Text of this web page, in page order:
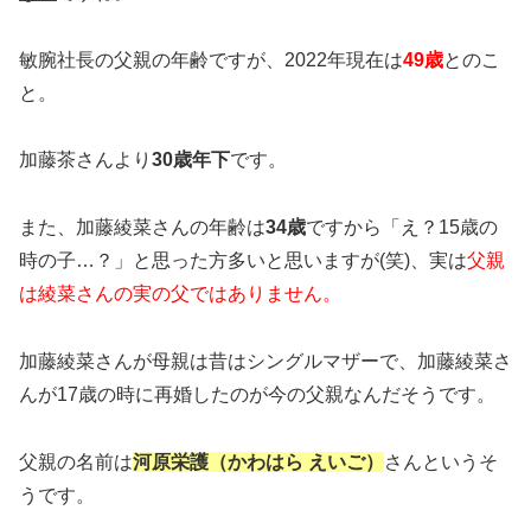
敏腕社長の父親の年齢ですが、2022年現在は49歳とのこ
と。
加藤茶さんより 30歳年下です。
また、加藤綾菜さんの年齢は34歳ですから「え？15歳の
時の子…？」と思った方多いと思いますが(笑)、実は父親
は綾菜さんの実の父ではありません。
加藤綾菜さんが母親は昔はシングルマザーで、加藤綾菜さ
んが17歳の時に再婚したのが今の父親なんだそうです。
父親の名前は河原栄護（かわはら えいご）
さんというそ
うです。